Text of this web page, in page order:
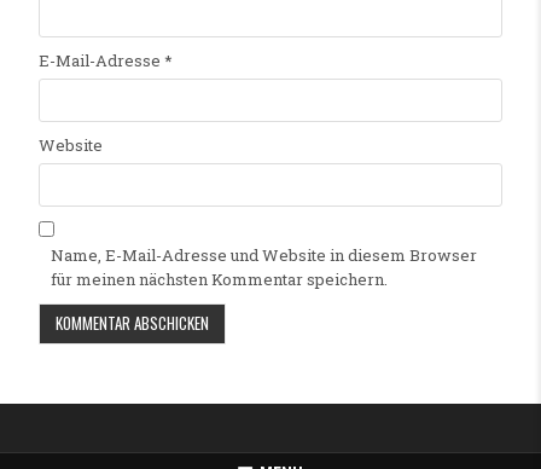
E-Mail-Adresse *
Website
Name, E-Mail-Adresse und Website in diesem Browser
für meinen nächsten Kommentar speichern.